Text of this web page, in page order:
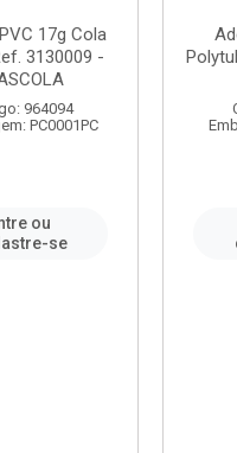
17g Cola
3130009 -
964094
PC0001PC
ou
se